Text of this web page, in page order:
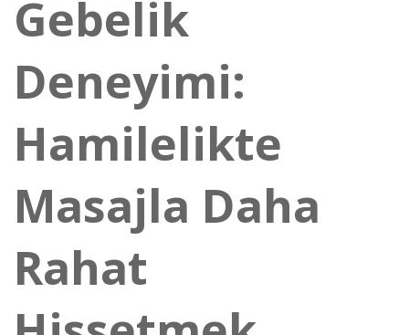
Gebelik
Deneyimi:
Hamilelikte
Masajla Daha
Rahat